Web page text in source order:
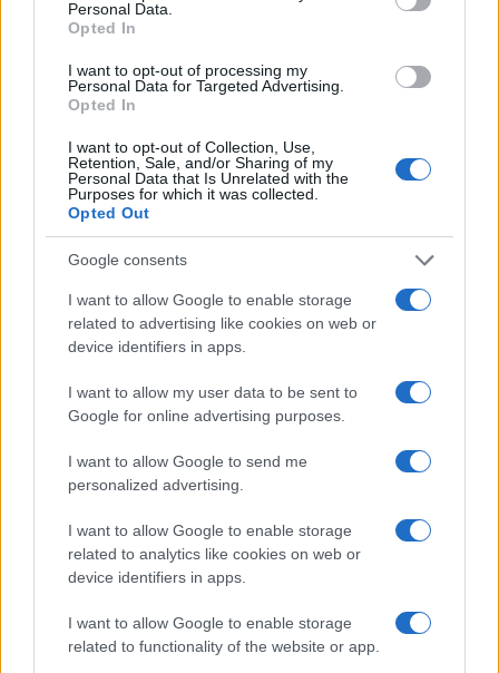
Personal Data.
Opted In
I want to opt-out of processing my
Personal Data for Targeted Advertising.
Opted In
I want to opt-out of Collection, Use,
Retention, Sale, and/or Sharing of my
Personal Data that Is Unrelated with the
Purposes for which it was collected.
Opted Out
Google consents
I want to allow Google to enable storage
related to advertising like cookies on web or
device identifiers in apps.
I want to allow my user data to be sent to
Google for online advertising purposes.
I want to allow Google to send me
personalized advertising.
I want to allow Google to enable storage
related to analytics like cookies on web or
device identifiers in apps.
I want to allow Google to enable storage
related to functionality of the website or app.
criticato i 5Stelle.
16:50 Belpietro sfotte Veltroni che appoggia
Biden, mentre Mattia Feltri smonta i soliti ardori
della sinistra per il nuovo leader.
118
Leggi i commenti
SEDUTE SATIRICHE
Vai all'archivio delle vignette